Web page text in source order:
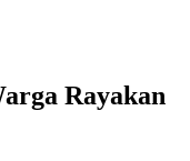
Rayakan